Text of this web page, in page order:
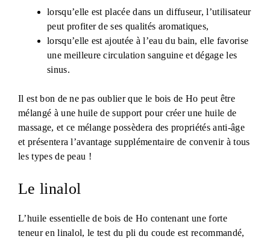
lorsqu’elle est placée dans un diffuseur, l’utilisateur
peut profiter de ses qualités aromatiques,
lorsqu’elle est ajoutée à l’eau du bain, elle favorise
une meilleure circulation sanguine et dégage les
sinus.
Il est bon de ne pas oublier que le bois de Ho peut être
mélangé à une huile de support pour créer une huile de
massage, et ce mélange possèdera des propriétés anti-âge
et présentera l’avantage supplémentaire de convenir à tous
les types de peau !
Le linalol
L’huile essentielle de bois de Ho contenant une forte
teneur en linalol, le test du pli du coude est recommandé,